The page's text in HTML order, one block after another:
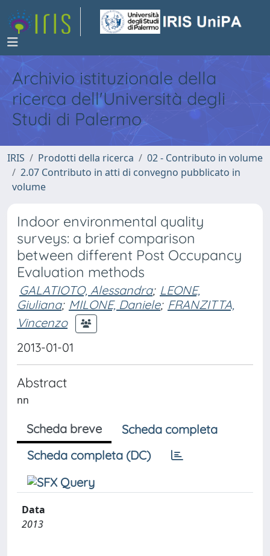
Archivio istituzionale della
ricerca dell'Università degli
Studi di Palermo
IRIS Prodotti della ricerca
02 - Contributo in volume
2.07 Contributo in atti di convegno pubblicato in
volume
Indoor environmental quality
surveys: a brief comparison
between different Post Occupancy
Evaluation methods
GALATIOTO, Alessandra; LEONE,
Giuliana; MILONE, Daniele; FRANZITTA,
Vincenzo
2013-01-01
Abstract
nn
Scheda breve
Scheda completa
Scheda completa (DC)
Data
2013